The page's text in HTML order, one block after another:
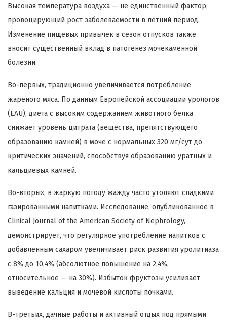
Высокая температура воздуха — не единственный фактор,
провоцирующий рост заболеваемости в летний период.
Изменение пищевых привычек в сезон отпусков также
вносит существенный вклад в патогенез мочекаменной
болезни.
Во-первых, традиционно увеличивается потребление
жареного мяса. По данным Европейской ассоциации урологов
(EAU), диета с высоким содержанием животного белка
снижает уровень цитрата (вещества, препятствующего
образованию камней) в моче с нормальных 320 мг/сут до
критических значений, способствуя образованию уратных и
кальциевых камней.
Во-вторых, в жаркую погоду жажду часто утоляют сладкими
газированными напитками. Исследование, опубликованное в
Clinical Journal of the American Society of Nephrology,
демонстрирует, что регулярное употребление напитков с
добавленным сахаром увеличивает риск развития уролитиаза
с 8% до 10,4% (абсолютное повышение на 2,4%,
относительное — на 30%). Избыток фруктозы усиливает
выведение кальция и мочевой кислоты почками.
В-третьих, дачные работы и активный отдых под прямыми